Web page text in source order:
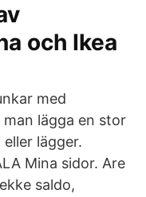
och Ikea
med
man lägga en stor
lägger.
Mina sidor. Are
saldo,